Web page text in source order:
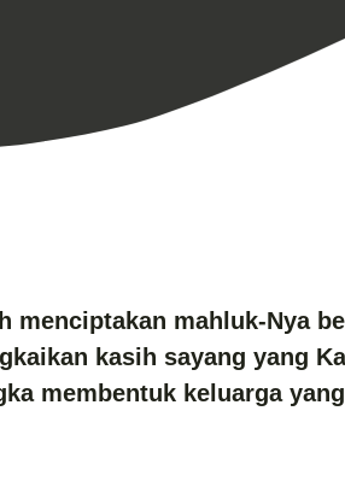
menciptakan mahluk-Nya
kasih sayang yang
membentuk keluarga